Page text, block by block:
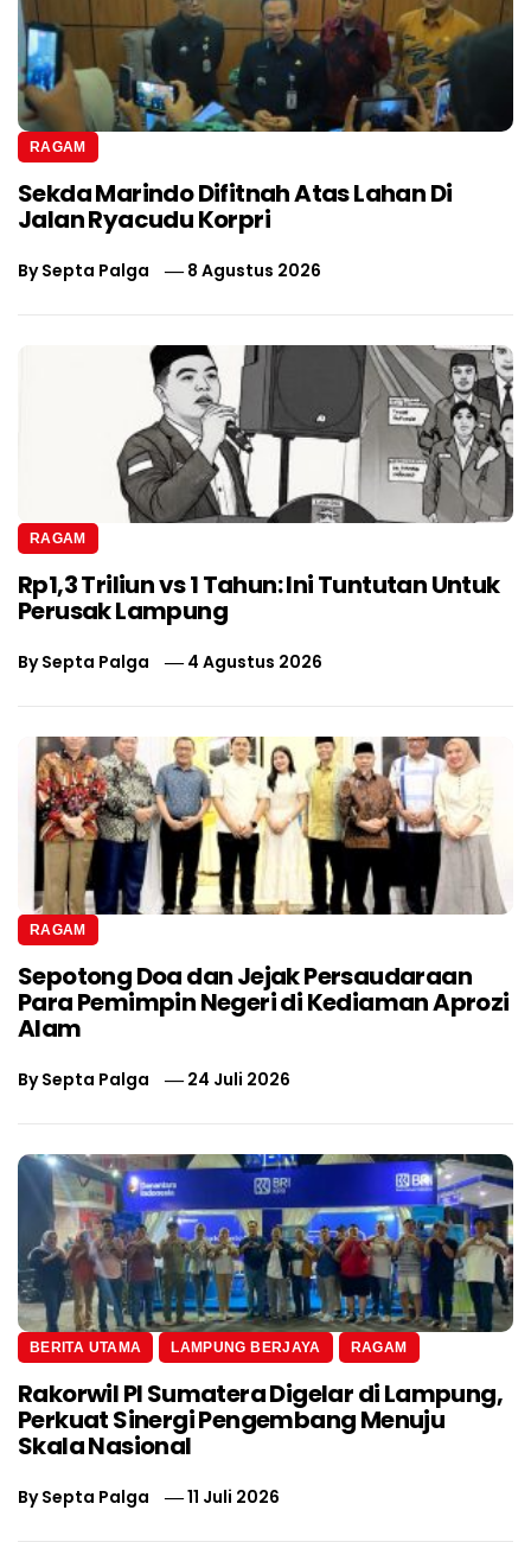
RAGAM
Sekda Marindo Difitnah Atas Lahan Di
Jalan Ryacudu Korpri
BySepta Palga 8 Agustus 2026
RAGAM
Rp1,3 Triliun vs 1 Tahun: Ini Tuntutan Untuk
Perusak Lampung
BySepta Palga 4 Agustus 2026
RAGAM
Sepotong Doa dan Jejak Persaudaraan
Para Pemimpin Negeri di Kediaman Aprozi
Alam
BySepta Palga 24 Juli 2026
BERITA UTAMA LAMPUNG BERJAYA RAGAM
Rakorwil PI Sumatera Digelar di Lampung,
Perkuat Sinergi Pengembang Menuju
Skala Nasional
BySepta Palga 11 Juli 2026